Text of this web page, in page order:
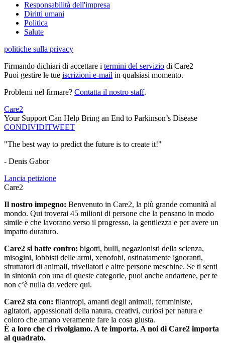
Responsabilità dell'impresa
Diritti umani
Politica
Salute
politiche sulla privacy
Firmando dichiari di accettare i termini del servizio di Care2
Puoi gestire le tue iscrizioni e-mail in qualsiasi momento.
Problemi nel firmare? Contatta il nostro staff.
Care2
Your Support Can Help Bring an End to Parkinson’s Disease
CONDIVIDITWEET
"The best way to predict the future is to create it!"
- Denis Gabor
Lancia petizione
Care2
Il nostro impegno: Benvenuto in Care2, la più grande comunità al
mondo. Qui troverai 45 milioni di persone che la pensano in modo
simile e che lavorano verso il progresso, la gentilezza e per avere un
impatto duraturo.
Care2 si batte contro: bigotti, bulli, negazionisti della scienza,
misogini, lobbisti delle armi, xenofobi, ostinatamente ignoranti,
sfruttatori di animali, trivellatori e altre persone meschine. Se ti senti
in sintonia con una di queste categorie, puoi anche andartene, per te
non c’è nulla da vedere qui.
Care2 sta con: filantropi, amanti degli animali, femministe,
agitatori, appassionati della natura, creativi, curiosi per natura e
coloro che amano veramente fare la cosa giusta.
È a loro che ci rivolgiamo. A te importa. A noi di Care2 importa
al quadrato.